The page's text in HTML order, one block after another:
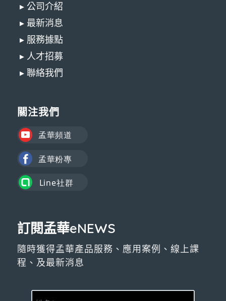
▸ 公司介紹
▸ 最新消息
▸ 服務據點
▸ 人才招募
▸ 聯絡我們
關注我們
訂閱孟華eNEWS
隨時獲得孟華產品服務、應用案例、線上課
程、及最新消息